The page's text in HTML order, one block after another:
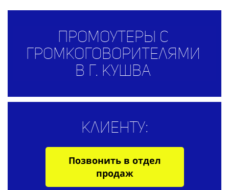
Промоутеры с
громкоговорителями
в г. Кушва
Клиенту:
Позвонить в отдел
продаж